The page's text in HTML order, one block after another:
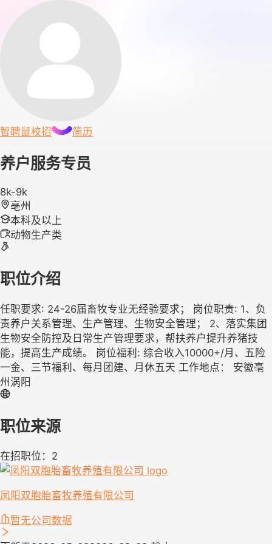
智聘鼠校招 简历
养户服务专员
8k-9k
亳州
本科及以上
动物生产类
职位介绍
任职要求: 24-26届畜牧专业无经验要求； 岗位职责: 1、负
责养户关系管理、生产管理、生物安全管理； 2、落实集团
生物安全防控及日常生产管理要求，帮扶养户提升养猪技
能，提高生产成绩。 岗位福利: 综合收入10000+/月、五险
一金、三节福利、每月团建、月休五天 工作地点： 安徽亳
州涡阳
职位来源
在招职位：2
凤阳双胞胎畜牧养殖有限公司
暂无公司数据